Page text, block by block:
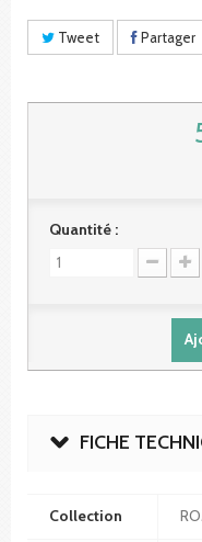
Tweet Partager
Quantité :
FICHE
Collection